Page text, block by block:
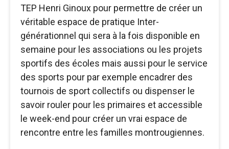
TEP Henri Ginoux pour permettre de créer un
véritable espace de pratique Inter-
générationnel qui sera à la fois disponible en
semaine pour les associations ou les projets
sportifs des écoles mais aussi pour le service
des sports pour par exemple encadrer des
tournois de sport collectifs ou dispenser le
savoir rouler pour les primaires et accessible
le week-end pour créer un vrai espace de
rencontre entre les familles montrougiennes.